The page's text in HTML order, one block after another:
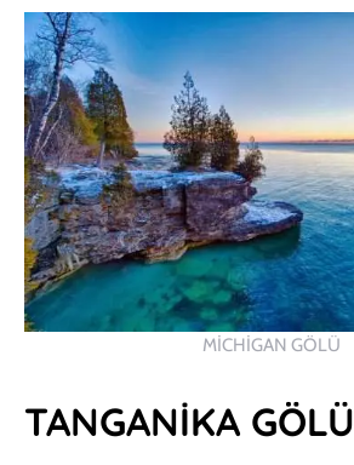
MİCHİGAN GÖLÜ
TANGANİKA GÖLÜ